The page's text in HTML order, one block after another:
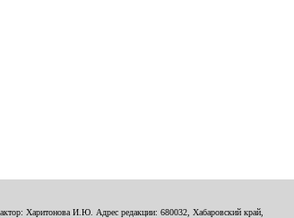
Харитонова И.Ю. Адрес редакции: 680032, Хабаровский край,